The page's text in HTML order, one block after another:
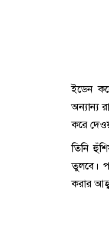
ইডেন
অন্যান্য
করে
তিনি
তুলবে।
করার